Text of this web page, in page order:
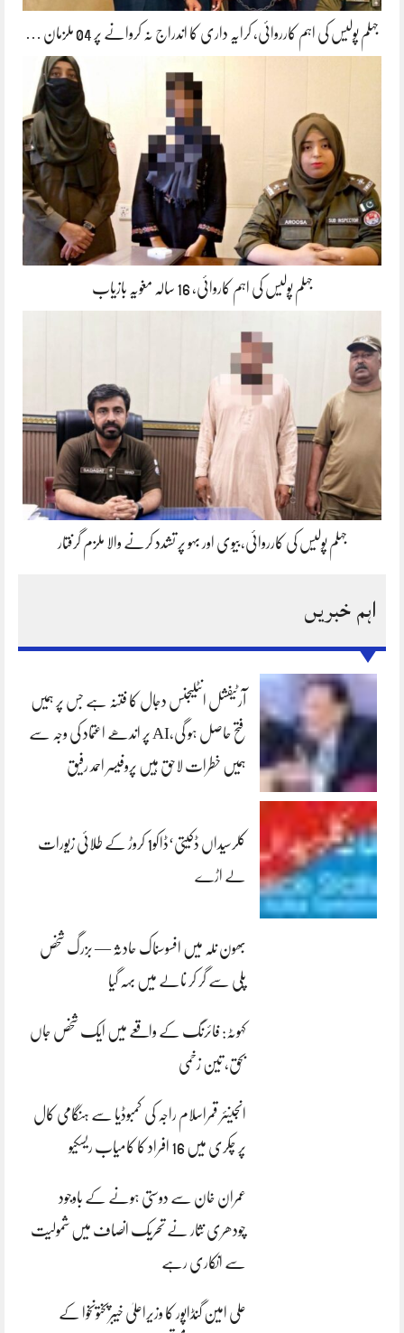
جہلم پولیس کی اہم کارروائی، کرایہ داری کا اندراج نہ کروانے پر 04 ملزمان …
جہلم پولیس کی اہم کاروائی، 16 سالہ مغویہ بازیاب
جہلم پولیس کی کارروائی،بیوی اور بہو پر تشدد کرنے والا ملزم گرفتار
اہم خبریں
آرٹیفشل انٹلیجنس دجال کا فتنہ ہے جس پر ہمیں
فتح حاصل ہو گی،AI پر اندھے اعتماد کی وجہ سے
ہمیں خطرات لاحق ہیں پروفیسر احمد رفیق
کلرسیداں ڈکیتی‘ڈاکو1 کروڑ کے طلائی زیورات
لے اڑے
بھون نلہ میں افسوسناک حادثہ — بزرگ شخص
پلی سے گر کر نالے میں بہہ گیا
کہوٹہ: فائرنگ کے واقعے میں ایک شخص جاں
بحق، تین زخمی
انجینئر قمراسلام راجہ کی کمبوڈیا سے ہنگامی کال
پر چکری میں 16 افراد کا کامیاب ریسکیو
عمران خان سے دوستی ہونے کے باوجود
چودھری نثار نے تحریک انصاف میں شمولیت
سے انکاری رہے
علی امین گنڈاپور کا وزیراعلیٰ خیبرپختونخوا کے